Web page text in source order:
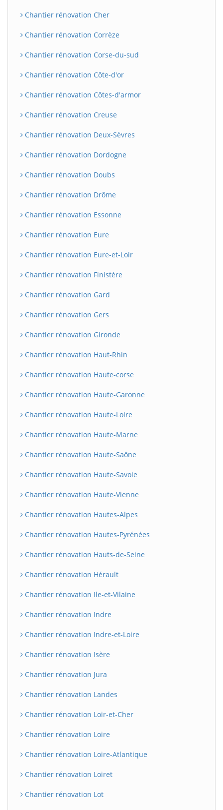
Chantier rénovation Cher
Chantier rénovation Corrèze
Chantier rénovation Corse-du-sud
Chantier rénovation Côte-d'or
Chantier rénovation Côtes-d'armor
Chantier rénovation Creuse
Chantier rénovation Deux-Sèvres
Chantier rénovation Dordogne
Chantier rénovation Doubs
Chantier rénovation Drôme
Chantier rénovation Essonne
Chantier rénovation Eure
Chantier rénovation Eure-et-Loir
Chantier rénovation Finistère
Chantier rénovation Gard
Chantier rénovation Gers
Chantier rénovation Gironde
Chantier rénovation Haut-Rhin
Chantier rénovation Haute-corse
Chantier rénovation Haute-Garonne
Chantier rénovation Haute-Loire
Chantier rénovation Haute-Marne
Chantier rénovation Haute-Saône
Chantier rénovation Haute-Savoie
Chantier rénovation Haute-Vienne
Chantier rénovation Hautes-Alpes
Chantier rénovation Hautes-Pyrénées
Chantier rénovation Hauts-de-Seine
Chantier rénovation Hérault
Chantier rénovation Ile-et-Vilaine
Chantier rénovation Indre
Chantier rénovation Indre-et-Loire
Chantier rénovation Isère
Chantier rénovation Jura
Chantier rénovation Landes
Chantier rénovation Loir-et-Cher
Chantier rénovation Loire
Chantier rénovation Loire-Atlantique
Chantier rénovation Loiret
Chantier rénovation Lot
B Assistant en ligne